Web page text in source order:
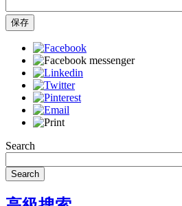
保存
Search
Search